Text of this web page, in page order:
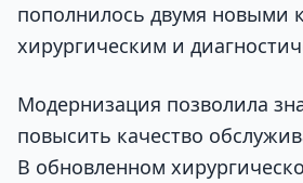
пополнилось двумя новыми
хирургическим и
Модернизация позволила
повысить качество
В обновленном